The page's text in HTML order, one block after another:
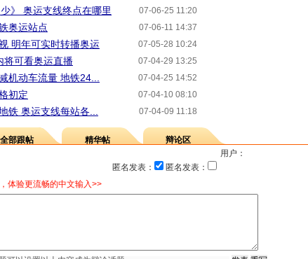
07-06-25 11:20
》 奥运支线终点在哪里
07-06-11 14:37
奥运站点
07-05-28 10:24
明年可实时转播奥运
07-04-29 13:25
将可看奥运直播
07-04-25 14:52
机动车流量 地铁24...
07-04-10 08:10
初定
07-04-09 11:18
铁 奥运支线每站各...
全部跟帖 精华帖
辩论区
用户：
匿名发表：
匿名发表：
体验更流畅的中文输入>>